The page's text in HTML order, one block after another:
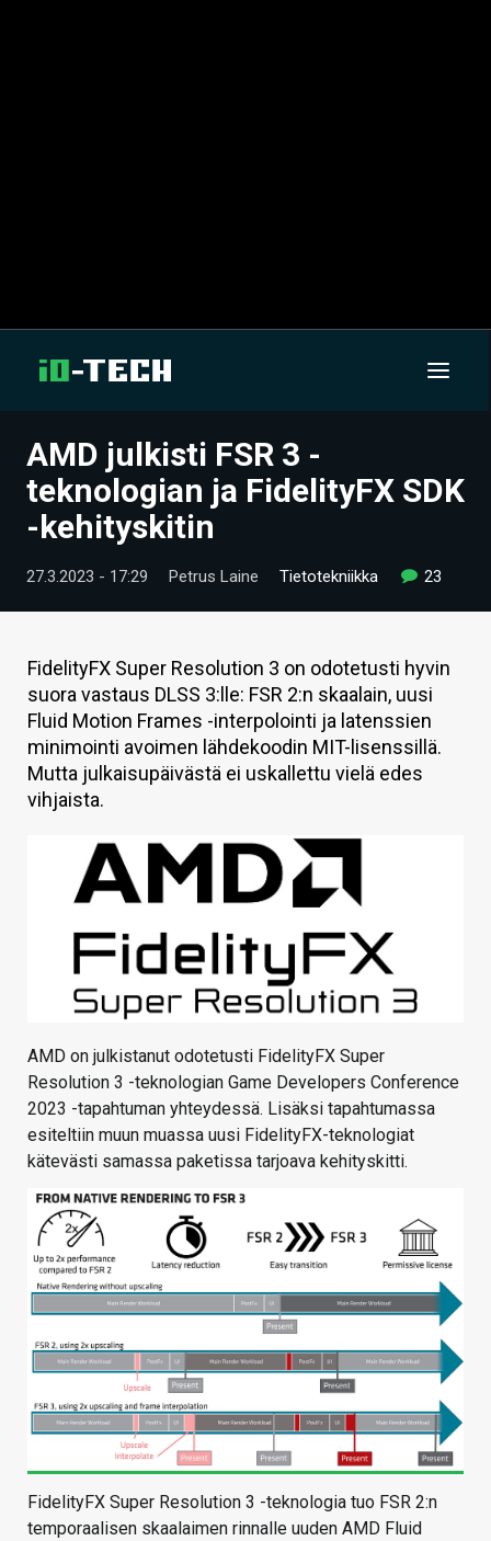
UUTISET
ARTIKKELIT
VIDEOT
TECHBBS
TIETOA
HINTA.FI
KAUPPA
VAIHDA TEEMA
HAKU
AMD julkisti FSR 3 -
teknologian ja FidelityFX SDK
-kehityskitin
27.3.2023 - 17:29 Petrus Laine Tietotekniikka 23
FidelityFX Super Resolution 3 on odotetusti hyvin
suora vastaus DLSS 3:lle: FSR 2:n skaalain, uusi
Fluid Motion Frames -interpolointi ja latenssien
minimointi avoimen lähdekoodin MIT-lisenssillä.
Mutta julkaisupäivästä ei uskallettu vielä edes
vihjaista.
AMD on julkistanut odotetusti FidelityFX Super
Resolution 3 -teknologian Game Developers Conference
2023 -tapahtuman yhteydessä. Lisäksi tapahtumassa
esiteltiin muun muassa uusi FidelityFX-teknologiat
kätevästi samassa paketissa tarjoava kehityskitti.
FidelityFX Super Resolution 3 -teknologia tuo FSR 2:n
temporaalisen skaalaimen rinnalle uuden AMD Fluid